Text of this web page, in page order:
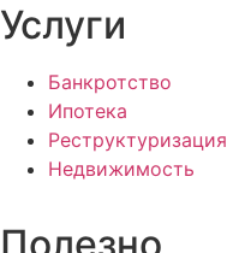
Услуги
Банкротство
Ипотека
Реструктуризация
Недвижимость